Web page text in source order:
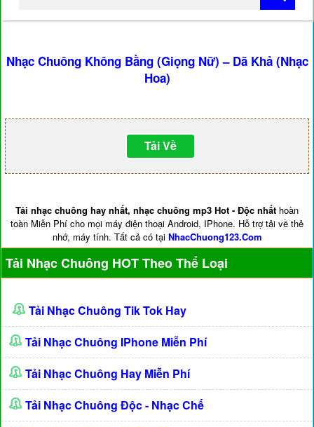
Nhạc Chuông Không Bằng (Giọng Nữ) – Dã Khả (Nhạc
Hoa)
Tải Về
Tải nhạc chuông hay nhất, nhạc chuông mp3 Hot - Độc nhất hoàn
toàn Miễn Phí cho mọi máy điện thoại Android, IPhone. Hỗ trợ tải về thẻ
nhớ, máy tính. Tất cả có tại NhacChuong123.Com
Tải Nhạc Chuông HOT Theo Thể Loại
Tải Nhạc Chuông Tik Tok Hay
Tải Nhạc Chuông IPhone Miễn Phí
Tải Nhạc Chuông Hay Miễn Phí
Tải Nhạc Chuông Độc - Nhạc Chế